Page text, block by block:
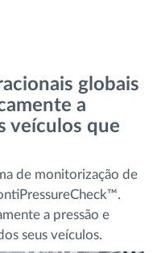
de rotas
globais
a
veículos que
de monitorização de
a pressão e
seus veículos.